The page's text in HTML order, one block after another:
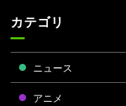
カテゴリ
ニュース
アニメ